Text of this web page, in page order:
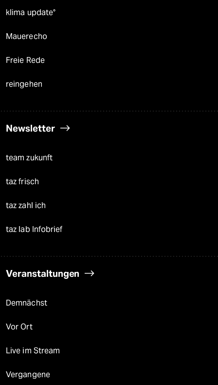
klima update°
Mauerecho
Freie Rede
reingehen
Newsletter
team zukunft
taz frisch
taz zahl ich
taz lab Infobrief
Veranstaltungen
Demnächst
Vor Ort
Live im Stream
Vergangene